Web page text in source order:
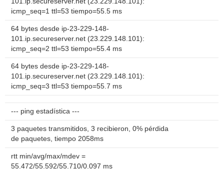
icmp_seq=1 ttl=53 tiempo=55.5 ms
64 bytes desde ip-23-229-148-
101.ip.secureserver.net (23.229.148.101):
icmp_seq=2 ttl=53 tiempo=55.4 ms
64 bytes desde ip-23-229-148-
101.ip.secureserver.net (23.229.148.101):
icmp_seq=3 ttl=53 tiempo=55.7 ms
--- ping estadística ---
3 paquetes transmitidos, 3 recibieron, 0% pérdida
de paquetes, tiempo 2058ms
rtt min/avg/max/mdev =
55.472/55.592/55.710/0.097 ms